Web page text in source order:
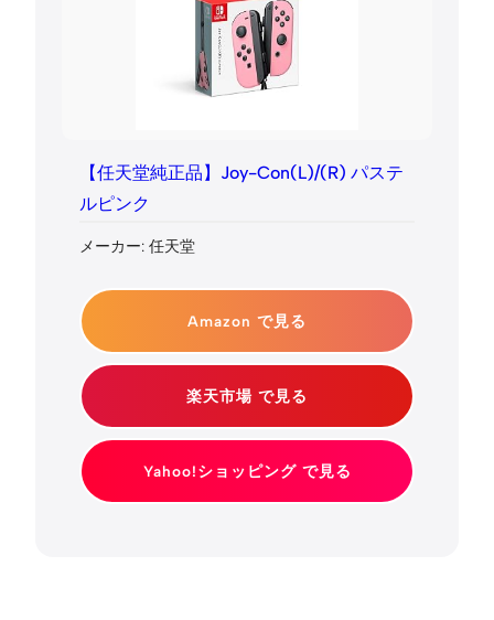
【任天堂純正品】Joy-Con(L)/(R) パステ
ルピンク
メーカー: 任天堂
Amazon で見る
楽天市場 で見る
Yahoo!ショッピング で見る